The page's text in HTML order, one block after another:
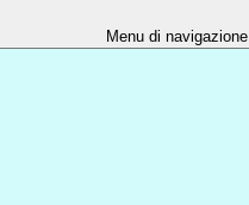
Menu di navigazione